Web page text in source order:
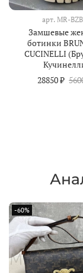
арт. MR-
Замшевые
ботинки
CUCINELLI
28850 ₽
-60%